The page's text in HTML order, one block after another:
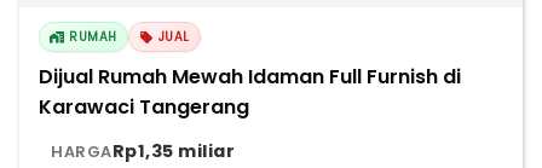
RUMAH JUAL
Dijual Rumah Mewah Idaman Full Furnish di
Karawaci Tangerang
HARGARp1,35 miliar